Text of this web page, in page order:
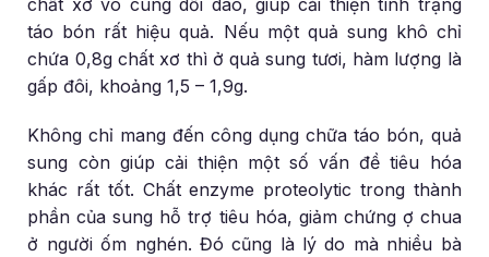
táo bón rất hiệu quả. Nếu một quả sung khô chỉ
chứa 0,8g chất xơ thì ở quả sung tươi, hàm lượng là
gấp đôi, khoảng 1,5 – 1,9g.
Không chỉ mang đến công dụng chữa táo bón, quả
sung còn giúp cải thiện một số vấn đề tiêu hóa
khác rất tốt. Chất enzyme proteolytic trong thành
phần của sung hỗ trợ tiêu hóa, giảm chứng ợ chua
ở người ốm nghén. Đó cũng là lý do mà nhiều bà